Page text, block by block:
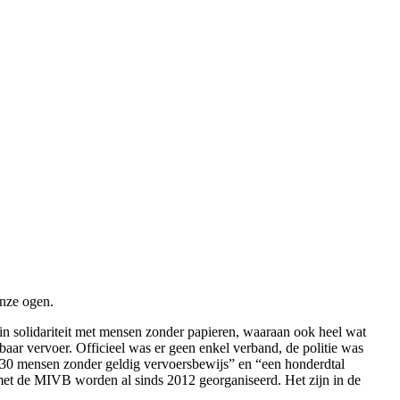
ogen.
solidariteit met mensen zonder papieren, waaraan ook heel wat
vervoer. Officieel was er geen enkel verband, de politie was
mensen zonder geldig vervoersbewijs” en “een honderdtal
de MIVB worden al sinds 2012 georganiseerd. Het zijn in de